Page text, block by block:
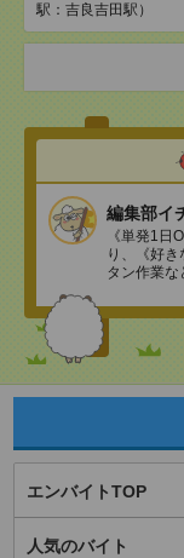
駅：吉良吉田駅）
編集部イ
《単発1日
り、《好
タン作業な
エンバイトTOP
人気のバイト